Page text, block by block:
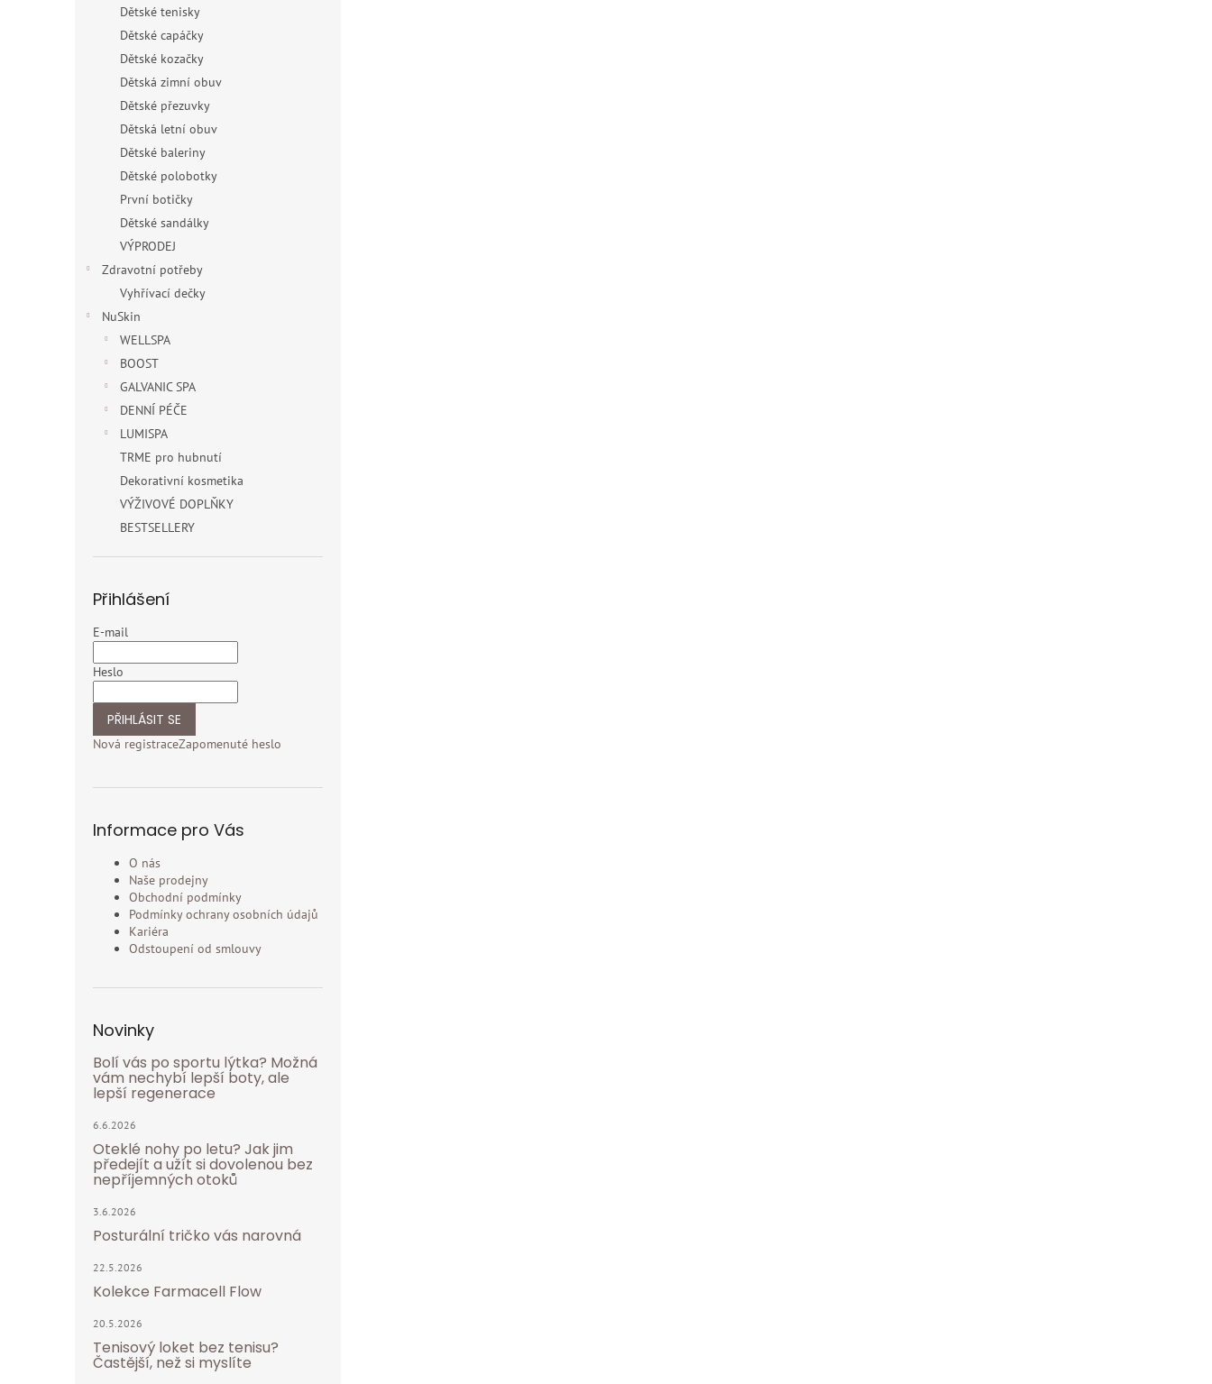
Dětské tenisky
Dětské capáčky
Dětské kozačky
Dětská zimní obuv
Dětské přezuvky
Dětská letní obuv
Dětské baleriny
Dětské polobotky
První botičky
Dětské sandálky
VÝPRODEJ
Zdravotní potřeby
Vyhřívací dečky
NuSkin
WELLSPA
BOOST
GALVANIC SPA
DENNÍ PÉČE
LUMISPA
TRME pro hubnutí
Dekorativní kosmetika
VÝŽIVOVÉ DOPLŇKY
BESTSELLERY
Přihlášení
E-mail
Heslo
PŘIHLÁSIT SE
Nová registraceZapomenuté heslo
Informace pro Vás
O nás
Naše prodejny
Obchodní podmínky
Podmínky ochrany osobních údajů
Kariéra
Odstoupení od smlouvy
Novinky
Bolí vás po sportu lýtka? Možná
vám nechybí lepší boty, ale
lepší regenerace
6.6.2026
Oteklé nohy po letu? Jak jim
předejít a užít si dovolenou bez
nepříjemných otoků
3.6.2026
Posturální tričko vás narovná
22.5.2026
Kolekce Farmacell Flow
20.5.2026
Tenisový loket bez tenisu?
Častější, než si myslíte